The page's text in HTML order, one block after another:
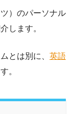
）のパーソナル
します。
とは別に、 英語
。